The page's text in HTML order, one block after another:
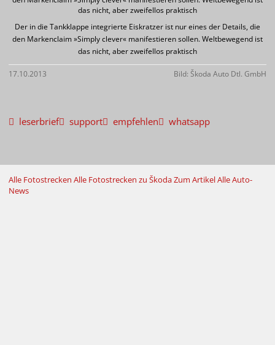
Der in die Tankklappe integrierte Eiskratzer ist nur eines der Details, die
den Markenclaim »Simply clever« manifestieren sollen. Weltbewegend ist
das nicht, aber zweifellos praktisch
17.10.2013 Bild: Škoda Auto Dtl. GmbH
leserbrief support empfehlen whatsapp
Alle Fotostrecken Alle Fotostrecken zu ŠkodaZum ArtikelAlle Auto-
News